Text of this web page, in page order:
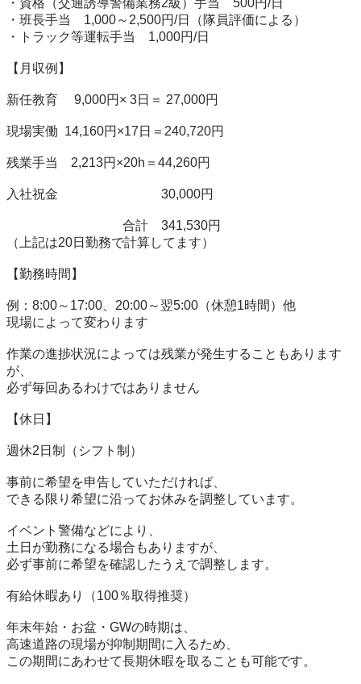
・資格（交通誘導警備業務2級）手当　500円/日
・班長手当　1,000～2,500円/日（隊員評価による）
・トラック等運転手当　1,000円/日
【月収例】
新任教育　 9,000円× 3日＝ 27,000円
現場実働  14,160円×17日＝240,720円
残業手当　2,213円×20h＝44,260円
入社祝金　　　　　　　　30,000円
合計　341,530円
（上記は20日勤務で計算してます）
【勤務時間】
例：8:00～17:00、20:00～翌5:00（休憩1時間）他
現場によって変わります
作業の進捗状況によっては残業が発生することもあります
が、
必ず毎回あるわけではありません
【休日】
週休2日制（シフト制）
事前に希望を申告していただければ、
できる限り希望に沿ってお休みを調整しています。
イベント警備などにより、
土日が勤務になる場合もありますが、
必ず事前に希望を確認したうえで調整します。
有給休暇あり（100％取得推奨）
年末年始・お盆・GWの時期は、
高速道路の現場が抑制期間に入るため、
この期間にあわせて長期休暇を取ることも可能です。